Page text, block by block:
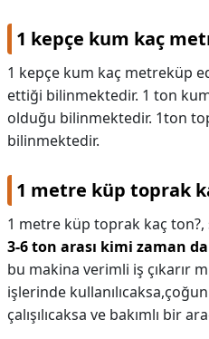
1 kepçe kum kaç
1 kepçe kum kaç metreküp
ettiği bilinmektedir. 1 ton
olduğu bilinmektedir. 1ton
bilinmektedir.
1 metre küp toprak
1 metre küp toprak kaç ton?,
3-6 ton arası kimi zaman
bu makina verimli iş çıkarır
işlerinde
çalışılıcaksa ve bakımlı bir